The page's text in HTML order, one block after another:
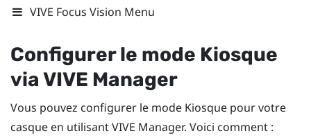
VIVE Focus Vision Menu
Configurer le mode Kiosque
via VIVE Manager
Vous pouvez configurer le mode Kiosque pour votre
casque en utilisantVIVE Manager. Voici comment :